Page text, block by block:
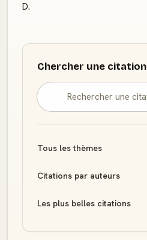
D.
Chercher une citation
Tous les thèmes
Citations par auteurs
Les plus belles citations